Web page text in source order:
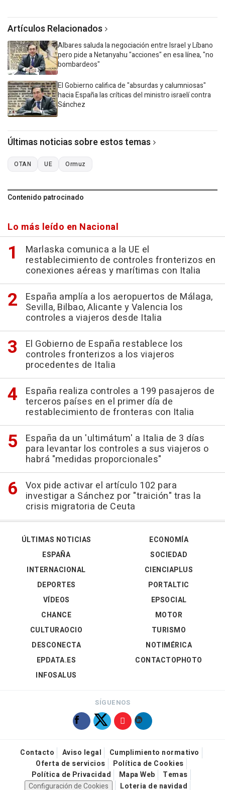
Artículos Relacionados
Albares saluda la negociación entre Israel y Líbano
pero pide a Netanyahu "acciones" en esa línea, "no
bombardeos"
El Gobierno califica de "absurdas y calumniosas"
hacia España las críticas del ministro israelí contra
Sánchez
Últimas noticias sobre estos temas
OTAN UE Ormuz
Contenido patrocinado
Lo más leído en Nacional
Marlaska comunica a la UE el
restablecimiento de controles fronterizos en
conexiones aéreas y marítimas con Italia
España amplía a los aeropuertos de Málaga,
Sevilla, Bilbao, Alicante y Valencia los
controles a viajeros desde Italia
El Gobierno de España restablece los
controles fronterizos a los viajeros
procedentes de Italia
España realiza controles a 199 pasajeros de
terceros países en el primer día de
restablecimiento de fronteras con Italia
España da un 'ultimátum' a Italia de 3 días
para levantar los controles a sus viajeros o
habrá "medidas proporcionales"
Vox pide activar el artículo 102 para
investigar a Sánchez por "traición" tras la
crisis migratoria de Ceuta
ÚLTIMAS NOTICIAS
ESPAÑA
INTERNACIONAL
DEPORTES
VÍDEOS
ECONOMÍA
SOCIEDAD
CIENCIAPLUS
PORTALTIC
EPSOCIAL
CHANCE
CULTURAOCIO
DESCONECTA
EPDATA.ES
INFOSALUS
MOTOR
TURISMO
NOTIMÉRICA
CONTACTOPHOTO
SÍGUENOS
Contacto Aviso legal
Cumplimiento normativo
Oferta de servicios
Política de Cookies
Política de Privacidad
Mapa Web
Temas
Configuración de Cookies
Loteria de navidad